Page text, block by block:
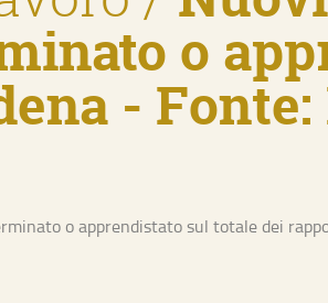
o
-
o apprendistato sul totale dei